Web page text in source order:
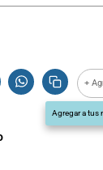
+
Agregar a tus